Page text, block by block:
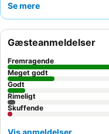
Gæsterne roser
frisk juice. For et unikt
popcorn, der er
Se mere
Gæsteanmeldelser
Fremragende
Meget godt
Godt
Rimeligt
Skuffende